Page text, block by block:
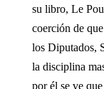
su libro, Le
coerción de
los Diputados,
la disciplina
por él se ve